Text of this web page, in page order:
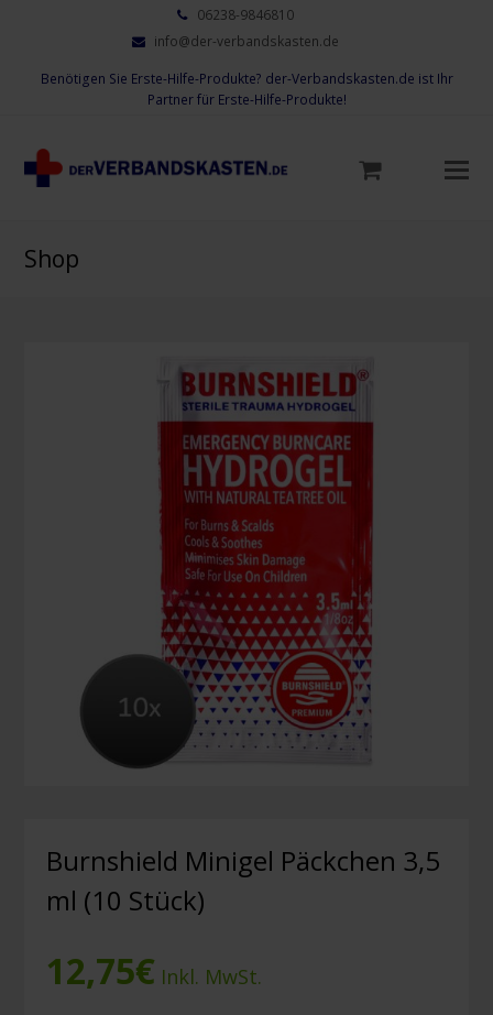
06238-9846810
info@der-verbandskasten.de
Benötigen Sie Erste-Hilfe-Produkte? der-Verbandskasten.de ist Ihr
Partner für Erste-Hilfe-Produkte!
Shop
Burnshield Minigel Päckchen 3,5
ml (10 Stück)
12,75€ Inkl. MwSt.